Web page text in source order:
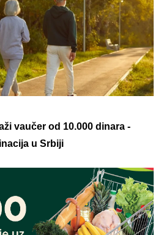
vaučer od 10.000 dinara -
u Srbiji